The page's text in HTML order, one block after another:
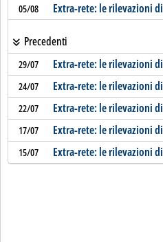
05/08 Extra-rete: le rilevazioni
Precedenti
29/07 Extra-rete: le rilevazioni
24/07 Extra-rete: le rilevazioni
22/07 Extra-rete: le rilevazioni
17/07 Extra-rete: le rilevazioni
15/07 Extra-rete: le rilevazioni